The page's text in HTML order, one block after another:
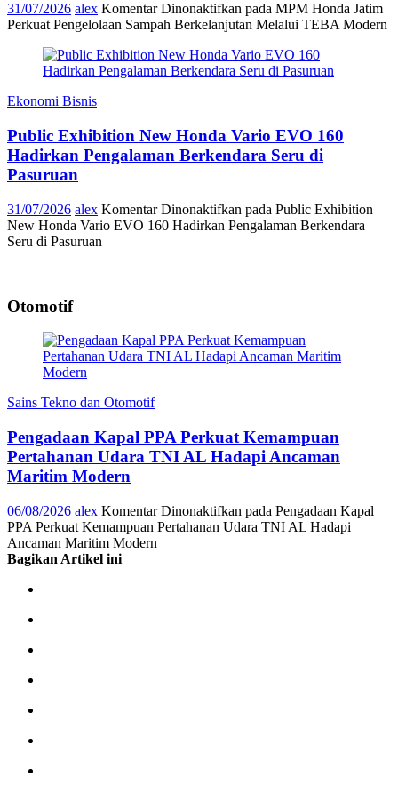
31/07/2026 alex Komentar Dinonaktifkan pada MPM Honda Jatim
Perkuat Pengelolaan Sampah Berkelanjutan Melalui TEBA Modern
Ekonomi Bisnis
Public Exhibition New Honda Vario EVO 160
Hadirkan Pengalaman Berkendara Seru di
Pasuruan
31/07/2026 alex Komentar Dinonaktifkan pada Public Exhibition
New Honda Vario EVO 160 Hadirkan Pengalaman Berkendara
Seru di Pasuruan
Otomotif
Sains Tekno dan Otomotif
Pengadaan Kapal PPA Perkuat Kemampuan
Pertahanan Udara TNI AL Hadapi Ancaman
Maritim Modern
06/08/2026 alex Komentar Dinonaktifkan pada Pengadaan Kapal
PPA Perkuat Kemampuan Pertahanan Udara TNI AL Hadapi
Ancaman Maritim Modern
Bagikan Artikel ini